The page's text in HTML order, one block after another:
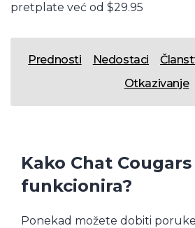
pretplate već od $29.95
Prednosti Nedostaci
Otkazivanje
Kako Chat Cougars
funkcionira?
Ponekad možete dobiti